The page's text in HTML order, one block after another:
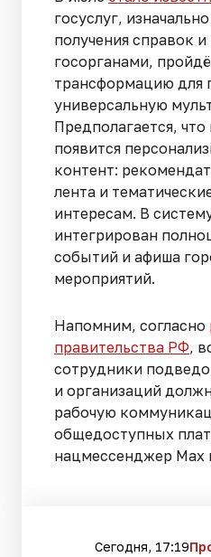
госуслуг,
получения справок
госорганами,
трансформацию для
универсальную
Предполагается, что
появится
контент:
лента и
интересам. В
интегрирован
событий и афиша
мероприятий.
Напомним, согласно
правительства РФ,
сотрудники
и организаций
рабочую
общедоступных
нацмессенджер Max
Сегодня, 17:19